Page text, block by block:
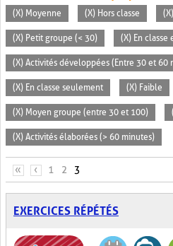
(X) Moyenne (X) Hors classe
(X) Petit groupe (< 30) (X) En classe
(X) Activités développées (Entre 30 et 60
(X) En classe seulement (X) Faible
(X) Moyen groupe (entre 30 et 100)
(X) Activités élaborées (> 60 minutes)
PAGES
« ‹ 1 2 3
EXERCICES RÉPÉTÉS